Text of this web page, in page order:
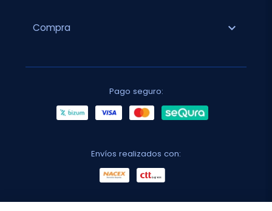
Compra expand_more
Pago seguro:
Envíos realizados con: